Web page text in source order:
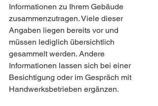
Informationen zu Ihrem Gebäude
zusammenzutragen. Viele dieser
Angaben liegen bereits vor und
müssen lediglich übersichtlich
gesammelt werden. Andere
Informationen lassen sich bei einer
Besichtigung oder im Gespräch mit
Handwerksbetrieben ergänzen.